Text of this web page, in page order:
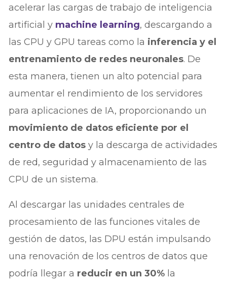
acelerar las cargas de trabajo de inteligencia
artificial y machine learning, descargando a
las CPU y GPU tareas como la inferencia y el
entrenamiento de redes neuronales. De
esta manera, tienen un alto potencial para
aumentar el rendimiento de los servidores
para aplicaciones de IA, proporcionando un
movimiento de datos eficiente por el
centro de datos y la descarga de actividades
de red, seguridad y almacenamiento de las
CPU de un sistema.
Al descargar las unidades centrales de
procesamiento de las funciones vitales de
gestión de datos, las DPU están impulsando
una renovación de los centros de datos que
podría llegar a reducir en un 30% la